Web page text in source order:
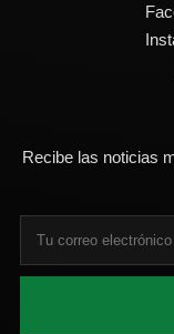
Recibe las noticias